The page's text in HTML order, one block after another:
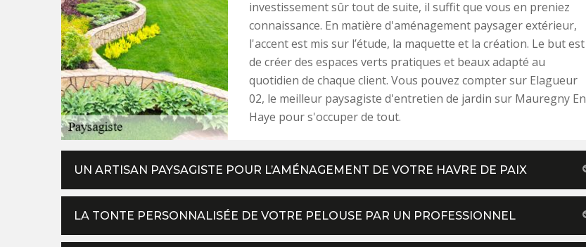
investissement sûr tout de suite, il suffit que vous en preniez
connaissance. En matière d'aménagement paysager extérieur,
l'accent est mis sur l’étude, la maquette et la création. Le but est
de créer des espaces verts pratiques et beaux adapté au
quotidien de chaque client. Vous pouvez compter sur Elagueur
02, le meilleur paysagiste d'entretien de jardin sur Mauregny En
Haye pour s'occuper de tout.
UN ARTISAN PAYSAGISTE POUR L’AMÉNAGEMENT DE VOTRE HAVRE DE PAIX
LA TONTE PERSONNALISÉE DE VOTRE PELOUSE PAR UN PROFESSIONNEL